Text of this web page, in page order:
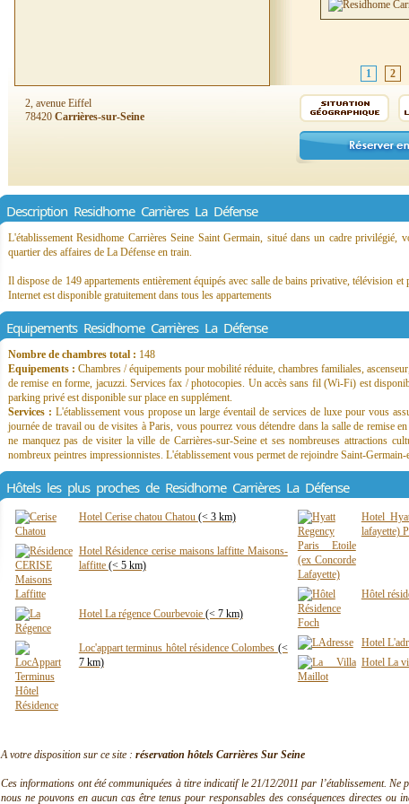
1 2
2, avenue Eiffel
78420 Carrières-sur-Seine
Description Residhome Carrières La Défense
L'établissement Residhome Carrières Seine Saint Germain, situé dans un cadre privilégié,
quartier des affaires de La Défense en train.
Il dispose de 149 appartements entièrement équipés avec salle de bains privative, télévision
Internet est disponible gratuitement dans tous les appartements
Equipements Residhome Carrières La Défense
Nombre de chambres total : 148
Equipements : Chambres / équipements pour mobilité réduite, chambres familiales,
de remise en forme, jacuzzi. Services fax / photocopies. Un accès sans fil (Wi-Fi) est
parking privé est disponible sur place en supplément.
Services : L'établissement vous propose un large éventail de services de luxe pour vous
journée de travail ou de visites à Paris, vous pourrez vous détendre dans la salle de remise
ne manquez pas de visiter la ville de Carrières-sur-Seine et ses nombreuses attractions
nombreux peintres impressionnistes. L'établissement vous permet de rejoindre Saint-
Hôtels les plus proches de Residhome Carrières La Défense
Hotel Cerise chatou Chatou (< 3 km)
Hotel Résidence cerise maisons laffitte Maisons-
laffitte (< 5 km)
Hotel La régence Courbevoie (< 7 km)
Loc'appart terminus hôtel résidence Colombes (<
7 km)
Hotel
lafayette)
Hôtel
Hotel
Hotel La
A votre disposition sur ce site : réservation hôtels Carrières Sur Seine
Ces informations ont été communiquées à titre indicatif le 21/12/2011 par l’établissement. Ne
nous ne pouvons en aucun cas être tenus pour responsables des conséquences directes ou